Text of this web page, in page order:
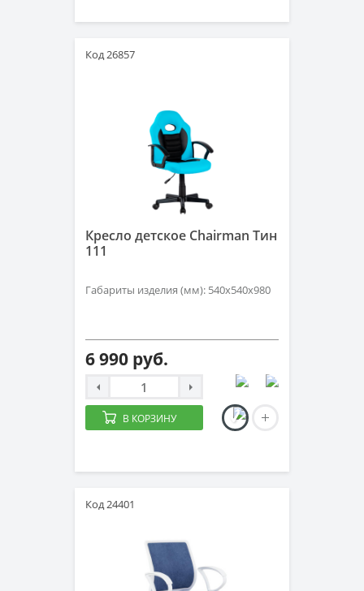
Код 26857
Кресло детское Chairman Тин
111
Габариты изделия (мм): 540х540х980
6 990 руб.
В КОРЗИНУ
Код 24401